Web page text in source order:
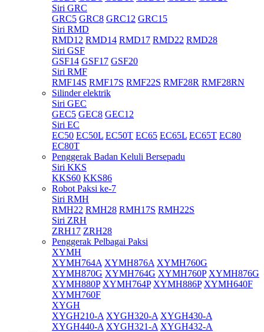
Siri GRC
GRC5 GRC8 GRC12 GRC15
Siri RMD
RMD12 RMD14 RMD17 RMD22 RMD28
Siri GSF
GSF14 GSF17 GSF20
Siri RMF
RMF14S RMF17S RMF22S RMF28R RMF28RN
Silinder elektrik
Siri GEC
GEC5 GEC8 GEC12
Siri EC
EC50 EC50L EC50T EC65 EC65L EC65T EC80
EC80T
Penggerak Badan Keluli Bersepadu
Siri KKS
KKS60 KKS86
Robot Paksi ke-7
Siri RMH
RMH22 RMH28 RMH17S RMH22S
Siri ZRH
ZRH17 ZRH28
Penggerak Pelbagai Paksi
XYMH
XYMH764A XYMH876A XYMH760G
XYMH870G XYMH764G XYMH760P XYMH876G
XYMH880P XYMH764P XYMH886P XYMH640F
XYMH760F
XYGH
XYGH210-A XYGH320-A XYGH430-A
XYGH440-A XYGH321-A XYGH432-A